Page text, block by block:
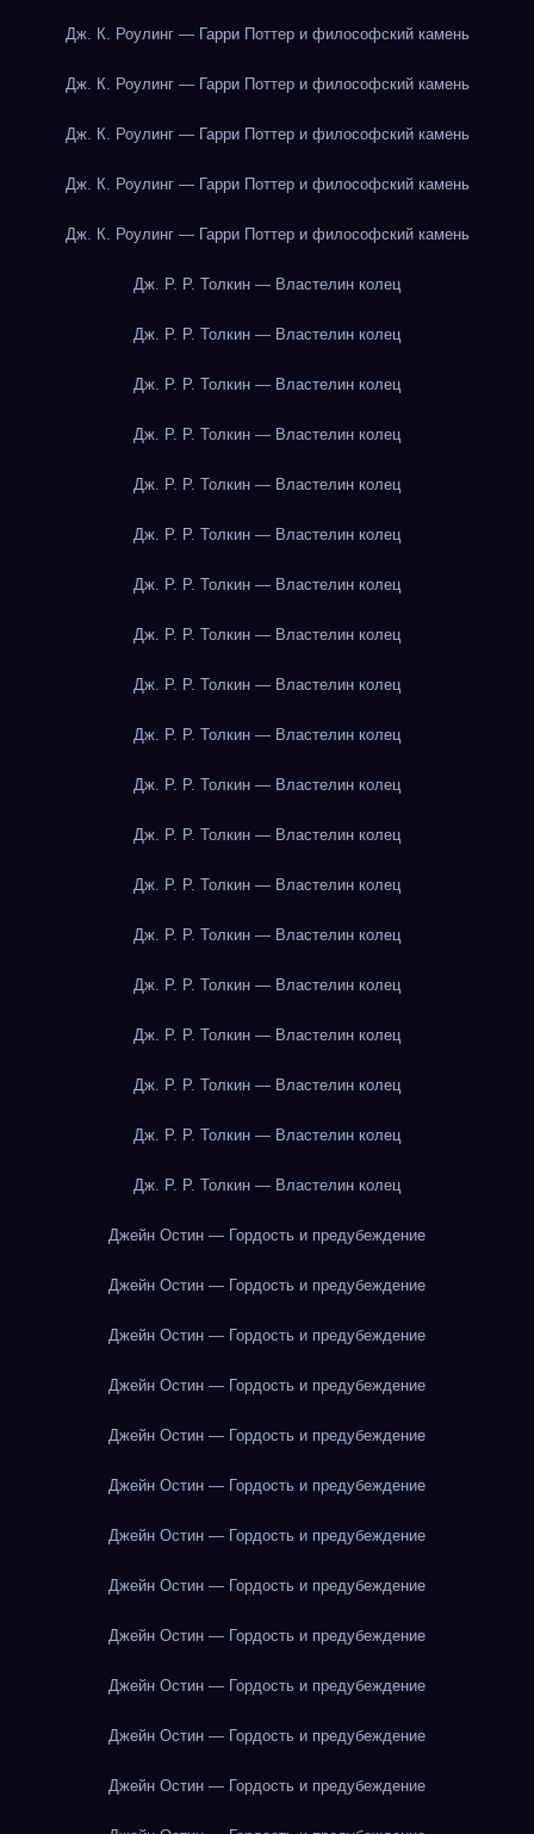
Дж. К. Роулинг — Гарри Поттер и философский камень
Дж. К. Роулинг — Гарри Поттер и философский камень
Дж. К. Роулинг — Гарри Поттер и философский камень
Дж. К. Роулинг — Гарри Поттер и философский камень
Дж. К. Роулинг — Гарри Поттер и философский камень
Дж. Р. Р. Толкин — Властелин колец
Дж. Р. Р. Толкин — Властелин колец
Дж. Р. Р. Толкин — Властелин колец
Дж. Р. Р. Толкин — Властелин колец
Дж. Р. Р. Толкин — Властелин колец
Дж. Р. Р. Толкин — Властелин колец
Дж. Р. Р. Толкин — Властелин колец
Дж. Р. Р. Толкин — Властелин колец
Дж. Р. Р. Толкин — Властелин колец
Дж. Р. Р. Толкин — Властелин колец
Дж. Р. Р. Толкин — Властелин колец
Дж. Р. Р. Толкин — Властелин колец
Дж. Р. Р. Толкин — Властелин колец
Дж. Р. Р. Толкин — Властелин колец
Дж. Р. Р. Толкин — Властелин колец
Дж. Р. Р. Толкин — Властелин колец
Дж. Р. Р. Толкин — Властелин колец
Дж. Р. Р. Толкин — Властелин колец
Дж. Р. Р. Толкин — Властелин колец
Джейн Остин — Гордость и предубеждение
Джейн Остин — Гордость и предубеждение
Джейн Остин — Гордость и предубеждение
Джейн Остин — Гордость и предубеждение
Джейн Остин — Гордость и предубеждение
Джейн Остин — Гордость и предубеждение
Джейн Остин — Гордость и предубеждение
Джейн Остин — Гордость и предубеждение
Джейн Остин — Гордость и предубеждение
Джейн Остин — Гордость и предубеждение
Джейн Остин — Гордость и предубеждение
Джейн Остин — Гордость и предубеждение